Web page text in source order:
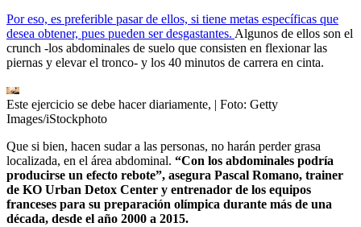
Por eso, es preferible pasar de ellos, si tiene metas específicas que
desea obtener, pues pueden ser desgastantes. Algunos de ellos son el
crunch -los abdominales de suelo que consisten en flexionar las
piernas y elevar el tronco- y los 40 minutos de carrera en cinta.
Este ejercicio se debe hacer diariamente, | Foto: Getty
Images/iStockphoto
Que si bien, hacen sudar a las personas, no harán perder grasa
localizada, en el área abdominal. “Con los abdominales podría
producirse un efecto rebote”, asegura Pascal Romano, trainer
de KO Urban Detox Center y entrenador de los equipos
franceses para su preparación olímpica durante más de una
década, desde el año 2000 a 2015.